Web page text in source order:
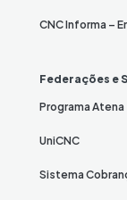
CNC Informa –
Federações e
Programa Atena
UniCNC
Sistema